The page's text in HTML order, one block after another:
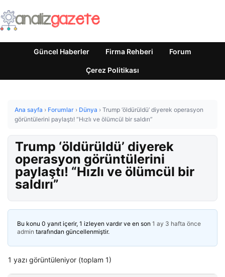
Güncel Haberler Firma Rehberi Forum
Çerez Politikası
Ana sayfa › Forumlar › Dünya › Trump ‘öldürüldü’ diyerek operasyon
görüntülerini paylaştı! “Hızlı ve ölümcül bir saldırı”
Trump ‘öldürüldü’ diyerek
operasyon görüntülerini
paylaştı! “Hızlı ve ölümcül bir
saldırı”
Bu konu 0 yanıt içerir, 1 izleyen vardır ve en son 1 ay 3 hafta önce
admin tarafından güncellenmiştir.
1 yazı görüntüleniyor (toplam 1)